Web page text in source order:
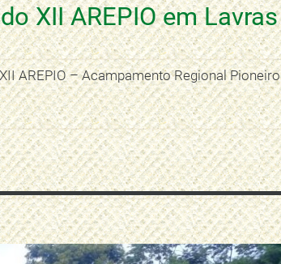
XII AREPIO em Lavras
AREPIO – Acampamento Regional Pioneiro